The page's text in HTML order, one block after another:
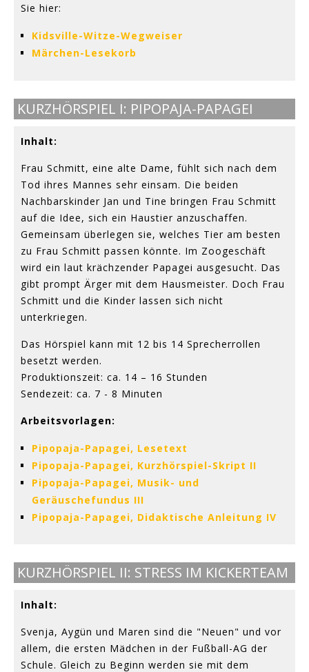
Sie hier:
Kidsville-Witze-Wegweiser
Märchen-Lesekorb
KURZHÖRSPIEL I: PIPOPAJA-PAPAGEI
Inhalt:
Frau Schmitt, eine alte Dame, fühlt sich nach dem
Tod ihres Mannes sehr einsam. Die beiden
Nachbarskinder Jan und Tine bringen Frau Schmitt
auf die Idee, sich ein Haustier anzuschaffen.
Gemeinsam überlegen sie, welches Tier am besten
zu Frau Schmitt passen könnte. Im Zoogeschäft
wird ein laut krächzender Papagei ausgesucht. Das
gibt prompt Ärger mit dem Hausmeister. Doch Frau
Schmitt und die Kinder lassen sich nicht
unterkriegen.
Das Hörspiel kann mit 12 bis 14 Sprecherrollen
besetzt werden.
Produktionszeit: ca. 14 – 16 Stunden
Sendezeit: ca. 7 - 8 Minuten
Arbeitsvorlagen:
Pipopaja-Papagei, Lesetext
Pipopaja-Papagei, Kurzhörspiel-Skript II
Pipopaja-Papagei, Musik- und
Geräuschefundus III
Pipopaja-Papagei, Didaktische Anleitung IV
KURZHÖRSPIEL II: STRESS IM KICKERTEAM
Inhalt:
Svenja, Aygün und Maren sind die "Neuen" und vor
allem, die ersten Mädchen in der Fußball-AG der
Schule. Gleich zu Beginn werden sie mit dem